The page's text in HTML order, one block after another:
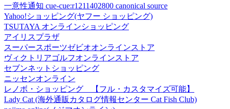
一意性通知 cue-cue:r1211402800 canonical source
Yahoo!ショッピング(ヤフー ショッピング)
TSUTAYA オンラインショッピング
アイリスプラザ
スーパースポーツゼビオオンラインストア
ヴィクトリアゴルフオンラインストア
セブンネットショッピング
ニッセンオンライン
レノボ・ショッピング 【フル・カスタマイズ可能】
Lady Cat (海外通販カタログ情報センター Cat Fish Club)